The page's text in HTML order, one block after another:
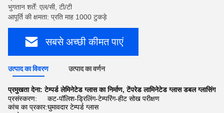
भुगतान शर्तें: एल/सी, टी/टी
आपूर्ति की क्षमता: प्रति माह 1000 टुकड़े
सबसे अच्छी कीमत पाएं
उत्पाद का विवरण उत्पाद का वर्णन
प्रमुखता देना:टेम्पर्ड लेमिनेटेड ग्लास का निर्माण,टेंपरेड लामिनेटेड ग्लास डबल ग्लासिंग
प्रसंस्करण:
कट-पॉलिश-ड्रिलिंग-टेम्परिंग-हीट सोख परीक्षण
कांच का प्रकार:घुमावदार टेम्पर्ड ग्लास